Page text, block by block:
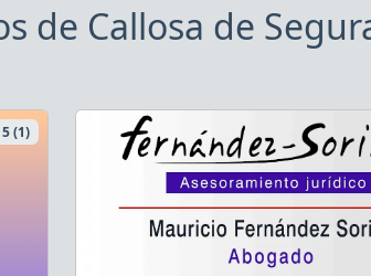
de Callosa de
5 (1)